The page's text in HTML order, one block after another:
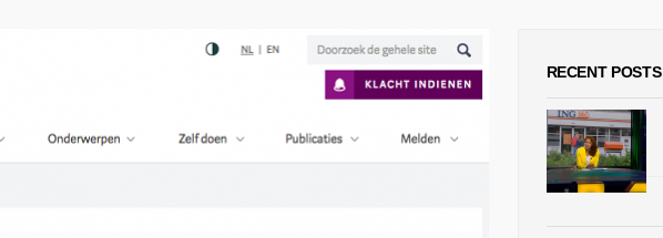
RECENT POSTS